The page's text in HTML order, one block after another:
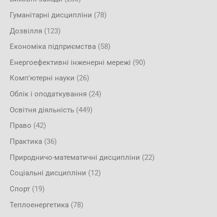
Гуманітарні дисципліни (78)
Дозвілля (123)
Економіка підприємства (58)
Енергоефективні інженерні мережі (90)
Комп'ютерні науки (26)
Облік і оподаткування (24)
Освітня діяльність (449)
Право (42)
Практика (36)
Природничо-математичні дисципліни (22)
Соціальні дисципліни (12)
Спорт (19)
Теплоенергетика (78)